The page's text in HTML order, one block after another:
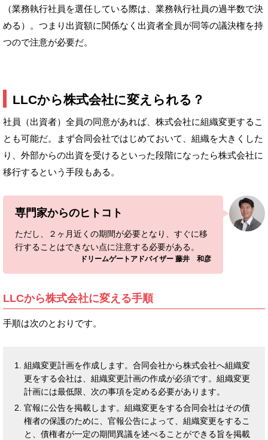
（業務執行社員を選任している際は、業務執行社員の過半数で決
める）。つまり出資額に関係なく出資者全員が同等の議決権を持
つので注意が必要だ。
LLCから株式会社に変えられる？
社員（出資者）全員の同意があれば、株式会社に組織変更するこ
とも可能だ。まず合同会社ではじめておいて、組織を大きくした
り、外部からの出資を受けるといった段階になったら株式会社に
移行するという手段もある。
専門家からのヒトコト
ただし、２ヶ月近くの期間が必要となり、すぐに移
行することはできない点に注意する必要がある。
ドリームゲートアドバイザー 藤井 和彦
LLCから株式会社に変える手順
手順は次のとおりです。
組織変更計画を作成します。合同会社から株式会社へ組織変
更をする会社は、組織変更計画の作成が必須です。組織変更
計画には最低限、次の事項を定める必要があります。
官報に公告を掲載します。組織変更をする合同会社はその債
権者の保護のために、官報公告によって、組織変更をするこ
と、債権者が一定の期間異議を述べることができる旨を掲載